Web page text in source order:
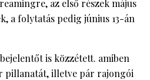
az első részek május
a folytatás pedig június 13-án
is közzétett. amiben
pillanatát, illetve pár rajongói